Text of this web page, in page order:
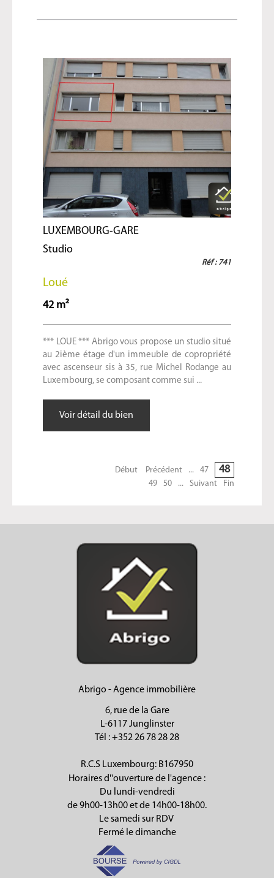
LUXEMBOURG-GARE
Studio
Réf : 741
Loué
42 m²
*** LOUE *** Abrigo vous propose un studio situé
au 2ième étage d'un immeuble de copropriété
avec ascenseur sis à 35, rue Michel Rodange au
Luxembourg, se composant comme sui ...
Voir détail du bien
Début Précédent ... 47 48
49 50 ... Suivant Fin
Abrigo - Agence immobilière
6, rue de la Gare
L-6117 Junglinster
Tél : +352 26 78 28 28
R.C.S Luxembourg: B167950
Horaires d''ouverture de l'agence :
Du lundi-vendredi
de 9h00-13h00 et de 14h00-18h00.
Le samedi sur RDV
Fermé le dimanche